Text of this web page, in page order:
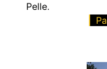
Pelle.